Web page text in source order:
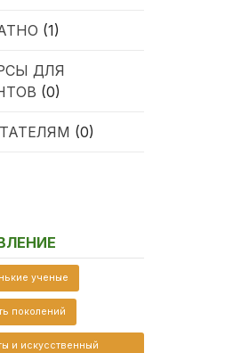
(1)
ДЛЯ
(0)
(0)
ученые
поколений
и искусственный